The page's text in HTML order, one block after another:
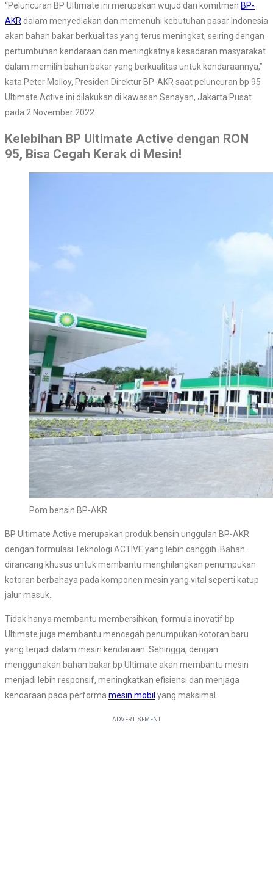
“Peluncuran BP Ultimate ini merupakan wujud dari komitmen BP-
AKR dalam menyediakan dan memenuhi kebutuhan pasar Indonesia
akan bahan bakar berkualitas yang terus meningkat, seiring dengan
pertumbuhan kendaraan dan meningkatnya kesadaran masyarakat
dalam memilih bahan bakar yang berkualitas untuk kendaraannya,”
kata Peter Molloy, Presiden Direktur BP-AKR saat peluncuran bp 95
Ultimate Active ini dilakukan di kawasan Senayan, Jakarta Pusat
pada 2 November 2022.
Kelebihan BP Ultimate Active dengan RON
95, Bisa Cegah Kerak di Mesin!
Pom bensin BP-AKR
BP Ultimate Active merupakan produk bensin unggulan BP-AKR
dengan formulasi Teknologi ACTIVE yang lebih canggih. Bahan
dirancang khusus untuk membantu menghilangkan penumpukan
kotoran berbahaya pada komponen mesin yang vital seperti katup
jalur masuk.
Tidak hanya membantu membersihkan, formula inovatif bp
Ultimate juga membantu mencegah penumpukan kotoran baru
yang terjadi dalam mesin kendaraan. Sehingga, dengan
menggunakan bahan bakar bp Ultimate akan membantu mesin
menjadi lebih responsif, meningkatkan efisiensi dan menjaga
kendaraan pada performa mesin mobil yang maksimal.